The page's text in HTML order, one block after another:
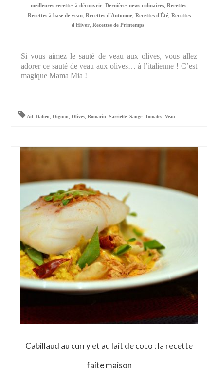
meilleures recettes à découvrir, Dernières news culinaires, Recettes,
Recettes à base de veau, Recettes d'Automne, Recettes d'Été, Recettes
d'Hiver Recettes de Printemps
Si vous aimez le sauté de veau aux olives, vous allez
adorer ce sauté de veau aux olives… à l’italienne ! C’est
magique Mama Mia !
Ail,Italien,Oignon,Olives,Romarin,Sarriette,Sauge,Tomates,Veau
Cabillaud au curry et au lait de coco : la recette
faite maison